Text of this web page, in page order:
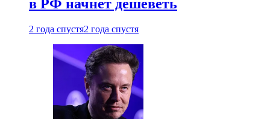
в РФ начнет дешеветь
2 года спустя2 года спустя